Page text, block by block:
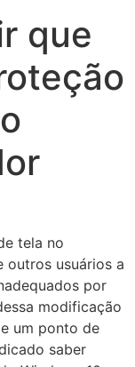
que
tela no
outros usuários a
por
modificação
um ponto de
saber